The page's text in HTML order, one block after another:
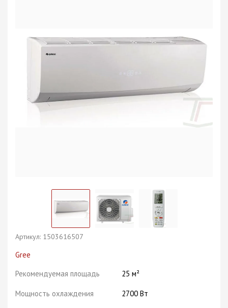
Артикул: 1503616507
Gree
Рекомендуемая площадь
25 м²
Мощность охлаждения 2700 Вт